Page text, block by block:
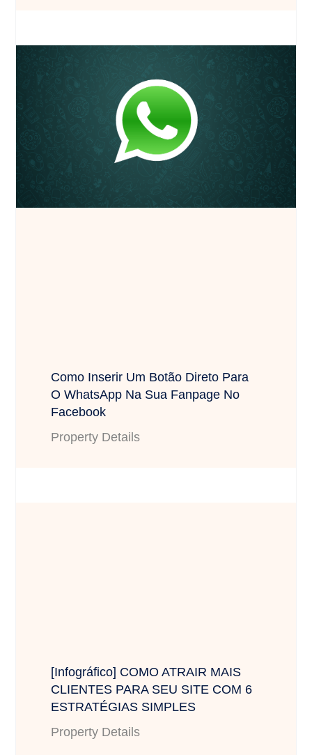
Como Inserir Um Botão Direto Para
O WhatsApp Na Sua Fanpage No
Facebook
Property Details
[Infográfico] COMO ATRAIR MAIS
CLIENTES PARA SEU SITE COM 6
ESTRATÉGIAS SIMPLES
Property Details